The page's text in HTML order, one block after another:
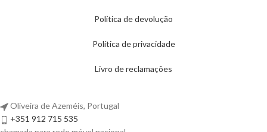
Política de devolução
Política de privacidade
Livro de reclamações
Oliveira de Azeméis, Portugal
+351 912 715 535